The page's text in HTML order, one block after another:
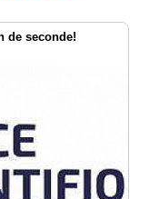
de seconde!